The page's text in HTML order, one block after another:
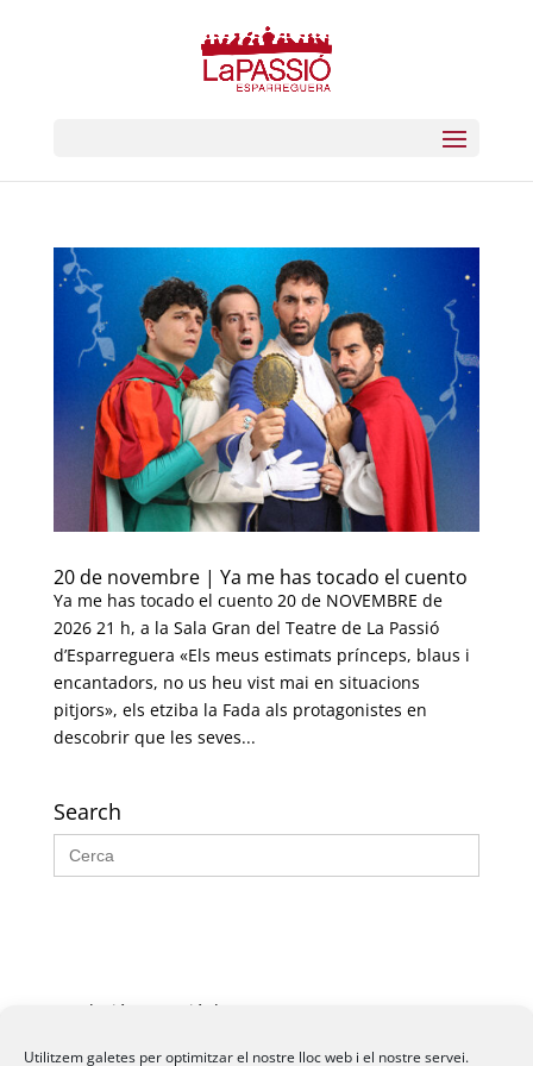
Utilitzem galetes per optimitzar el nostre lloc web i el nostre servei.
20 de novembre | Ya me has tocado el cuento
Ya me has tocado el cuento 20 de NOVEMBRE de
2026 21 h, a la Sala Gran del Teatre de La Passió
d’Esparreguera «Els meus estimats prínceps, blaus i
encantadors, no us heu vist mai en situacions
pitjors», els etziba la Fada als protagonistes en
descobrir que les seves...
Search
Search
for:
Fundació La Passió d’Esparreguera, 2026